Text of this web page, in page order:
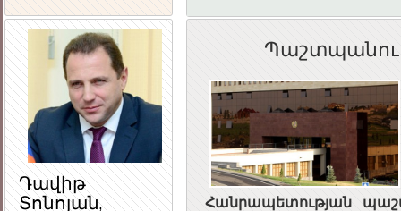
Դավիթ
Տոնոյան,
Հանրապետության